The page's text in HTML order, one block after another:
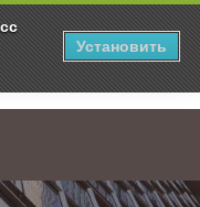
Установить
в Республике